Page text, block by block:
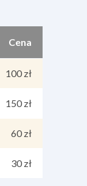
Cena
100 zł
150 zł
60 zł
30 zł